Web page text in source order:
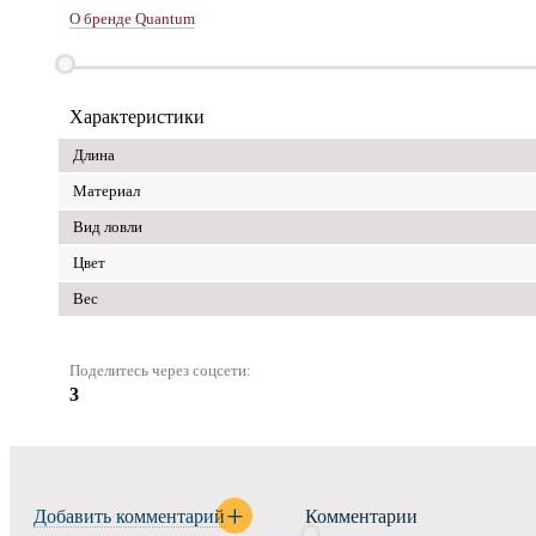
О бренде Quantum
Характеристики
Длина
Материал
Вид ловли
Цвет
Вес
Поделитесь через соцсети:
3
Добавить комментарий Комментарии